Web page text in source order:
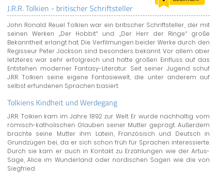
LAND & LEUTE
LERNCENTER
ENGLISCH
ENGLAND ZUHAUSE
BRITISH SHOP
J.R.R. Tolkien - britischer Schriftsteller
John Ronald Reuel Tolkien war ein britischer Schriftsteller, der mit
seinen Werken „Der Hobbit“ und „Der Herr der Ringe“ große
Bekanntheit erlangt hat. Die Verfilmungen beider Werke durch den
Regisseur Peter Jackson sind besonders bekannt. Vor allem aber
letzteres war sehr erfolgreich und hatte großen Einfluss auf das
Entstehen moderner Fantasy-Literatur. Seit seiner Jugend schuf
J.R.R. Tolkien seine eigene Fantasiewelt, die unter anderem auf
selbst erfundenen Sprachen basiert.
Tolkiens Kindheit und Werdegang
J.R.R. Tolkien kam im Jahre 1892 zur Welt. Er wurde nachhaltig vom
römisch-katholischen Glauben seiner Mutter geprägt. Außerdem
brachte seine Mutter ihm Latein, Französisch und Deutsch in
Grundzügen bei, da er sich schon früh für Sprachen interessierte.
Durch sie kam er auch in Kontakt zu Erzählungen wie der Artus-
Sage, Alice im Wunderland oder nordischen Sagen wie die von
Siegfried.